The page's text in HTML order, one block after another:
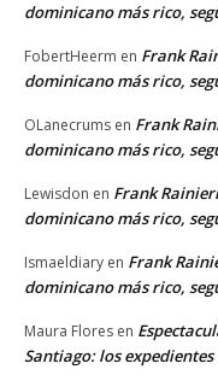
dominicano más rico,
FobertHeerm en Frank
dominicano más rico,
OLanecrums en Frank
dominicano más rico,
Lewisdon en Frank
dominicano más rico,
Ismaeldiary en Frank
dominicano más rico,
Maura Flores en
Santiago: los